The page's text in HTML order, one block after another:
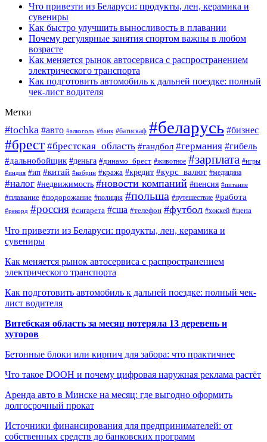
Что привезти из Беларуси: продукты, лен, керамика и
сувениры
Как быстро улучшить выносливость в плавании
Почему регулярные занятия спортом важны в любом
возрасте
Как меняется рынок автосервиса с распространением
электрического транспорта
Как подготовить автомобиль к дальней поездке: полный
чек-лист водителя
Метки
#tochka #авто #алкоголь #банк #батискаф #беларусь #бизнес
#брест #брестская_область #гандбол #германия #гибель
#дальнобойщик #деньга #динамо_брест #животное #зарплата #игры
#индия #ип #китай #кобрин #кража #кредит #курс_валют #медицина
#налог #недвижимость #новости компаний #пенсия #питание
#плавание #подорожание #полиция #польша #путешествие #работа
#рекорд #россия #сигарета #сша #телефон #футбол #хоккей #цена
Что привезти из Беларуси: продукты, лен, керамика и
сувениры
Как меняется рынок автосервиса с распространением
электрического транспорта
Как подготовить автомобиль к дальней поездке: полный чек-
лист водителя
Витебская область за месяц потеряла 13 деревень и
хуторов
Бетонные блоки или кирпич для забора: что практичнее
Что такое DOOH и почему цифровая наружная реклама растёт
Аренда авто в Минске на месяц: где выгодно оформить
долгосрочный прокат
Источники финансирования для предпринимателей: от
собственных средств до банковских программ